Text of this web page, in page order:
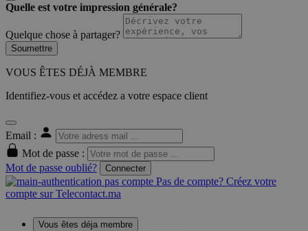
Quelle est votre impression générale?
Quelque chose à partager?
Soumettre
VOUS ÊTES DÉJÀ MEMBRE
Identifiez-vous et accédez a votre espace client
Email :
Mot de passe :
Mot de passe oublié?
Connecter
Pas de compte? Créez votre
compte sur Telecontact.ma
Vous êtes déja membre